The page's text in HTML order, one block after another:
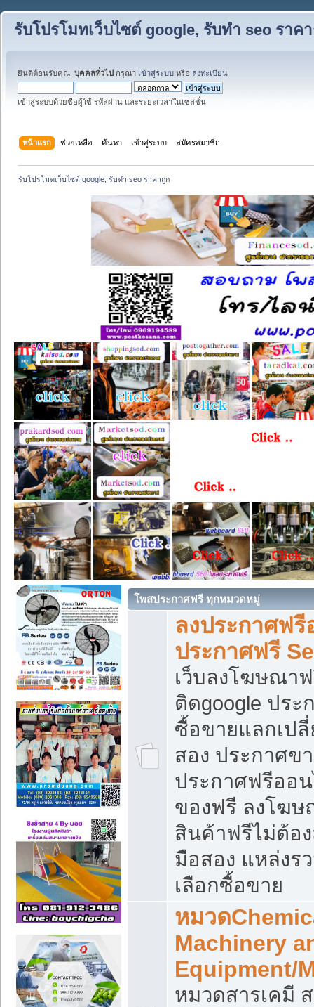
รับโปรโมทเว็บไซต์ google, รับทำ seo ราค
ยินดีต้อนรับคุณ, บุคคลทั่วไป กรุณา เข้าสู่ระบบ หรือ ลงทะเบียน
เข้าสู่ระบบด้วยชื่อผู้ใช้ รหัสผ่าน และระยะเวลาในเซสชั่น
หน้าแรก ช่วยเหลือ ค้นหา เข้าสู่ระบบ สมัครสมาชิก
รับโปรโมทเว็บไซต์ google, รับทำ seo ราคาถูก
โพสประกาศฟรี ทุกหมวดหมู่
ลงประกาศฟ
ประกาศฟรี
เว็บลงโฆษณา
ติดgoogle ปร
ซื้อขายแลกเป
สอง ประกาศข
ประกาศฟรีออ
ของฟรี ลงโฆ
สินค้าฟรีไม่ต้อ
มือสอง แหล่งร
เลือกซื้อขาย
หมวด
Machinery
Equipment/
หมวดสารเคมี